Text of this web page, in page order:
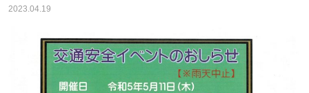
2023.04.19